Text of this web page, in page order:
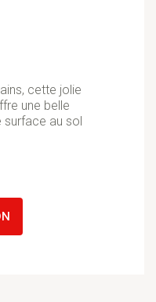
cette jolie
une belle
surface au sol